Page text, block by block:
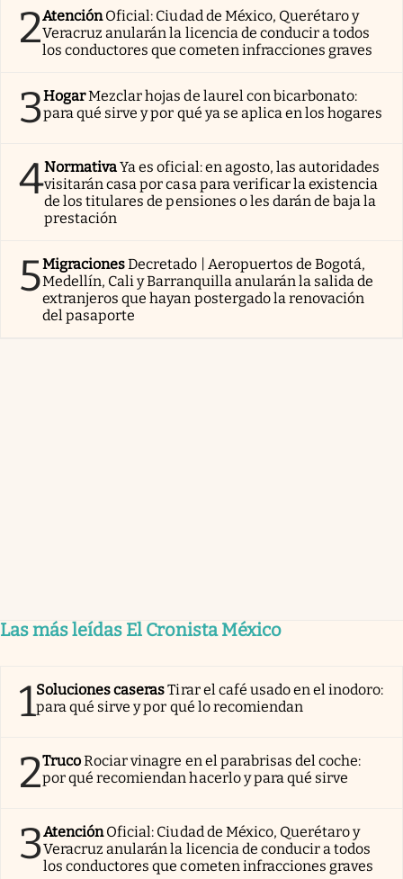
2AtenciónOficial: Ciudad de México, Querétaro y
Veracruz anularán la licencia de conducir a todos
los conductores que cometen infracciones graves
3HogarMezclar hojas de laurel con bicarbonato:
para qué sirve y por qué ya se aplica en los hogares
4NormativaYa es oficial: en agosto, las autoridades
visitarán casa por casa para verificar la existencia
de los titulares de pensiones o les darán de baja la
prestación
5MigracionesDecretado | Aeropuertos de Bogotá,
Medellín, Cali y Barranquilla anularán la salida de
extranjeros que hayan postergado la renovación
del pasaporte
Las más leídas El Cronista México
1Soluciones caserasTirar el café usado en el inodoro:
para qué sirve y por qué lo recomiendan
2TrucoRociar vinagre en el parabrisas del coche:
por qué recomiendan hacerlo y para qué sirve
3AtenciónOficial: Ciudad de México, Querétaro y
Veracruz anularán la licencia de conducir a todos
los conductores que cometen infracciones graves